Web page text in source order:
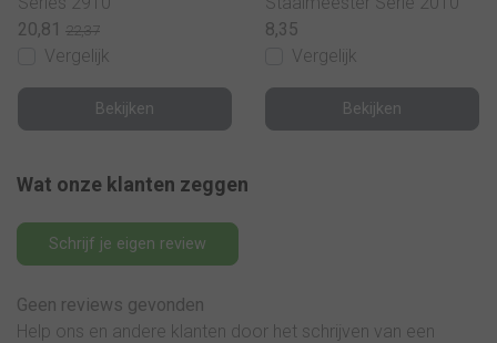
20,81 22,37
Vergelijk
Bekijken
8,35
Vergelijk
Bekijken
Wat onze klanten zeggen
Schrijf je eigen review
Geen reviews gevonden
Help ons en andere klanten door het schrijven van een